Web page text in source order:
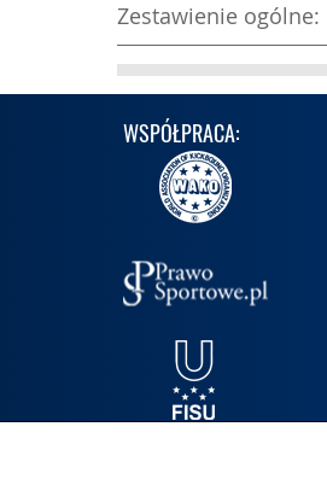
Zestawienie ogólne:
WSPÓŁPRACA: